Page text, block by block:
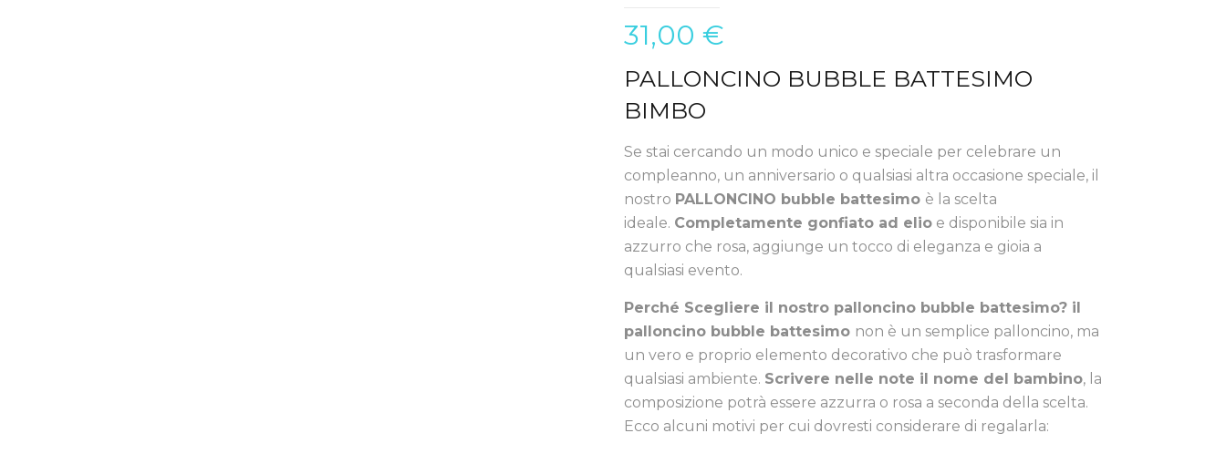
31,00 €
PALLONCINO BUBBLE BATTESIMO
BIMBO
Se stai cercando un modo unico e speciale per celebrare un
compleanno, un anniversario o qualsiasi altra occasione speciale, il
nostro PALLONCINO bubble battesimo è la scelta
ideale. Completamente gonfiato ad elio e disponibile sia in
azzurro che rosa, aggiunge un tocco di eleganza e gioia a
qualsiasi evento.
Perché Scegliere il nostro palloncino bubble battesimo? il
palloncino bubble battesimo non è un semplice palloncino, ma
un vero e proprio elemento decorativo che può trasformare
qualsiasi ambiente. Scrivere nelle note il nome del bambino, la
composizione potrà essere azzurra o rosa a seconda della scelta.
Ecco alcuni motivi per cui dovresti considerare di regalarla: